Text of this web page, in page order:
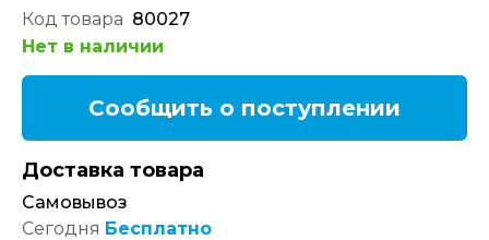
Код товара 80027
Нет в наличии
Сообщить о поступлении
Доставка товара
Самовывоз
Сегодня Бесплатно